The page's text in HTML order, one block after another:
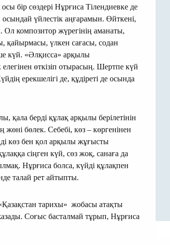
бір сөздері Нұрғиса Тілендиевке де
үйлестік аңғара­мын. Өйткені,
Ол композитор жүрегінің аманаты,
қайырмасы, үлкен сағасы, содан
күй. «Әлқисса» арқылы
өткізіп отырасың. Шертпе күй
ерекшелігі де, құдіреті де осында
берді құлақ арқылы берілетінін
жөні бөлек. Себебі, көз – көргенінен
көз бен қол арқылы жұғысты
сіңген күй, сөз жоқ, санаға да
Нұрғиса болса, күйді құлақпен
талай рет айтыпты.
тарихы» жобасы атақты
Соғыс басталмай тұрып, Нұрғиса